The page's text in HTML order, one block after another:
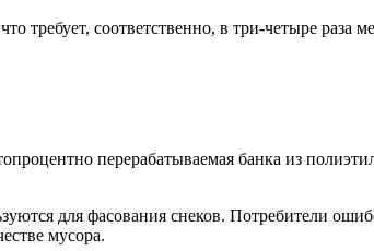
требует, соответственно, в три-четыре раза
перерабатываемая банка из
для фасования снеков. Потребители
мусора.